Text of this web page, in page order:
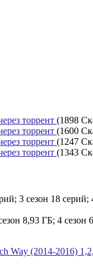
торрент (1898
торрент (1600
торрент (1247
торрент (1343
3 сезон 18 серий;
8,93 ГБ; 4 сезон
Way (2014-2016)